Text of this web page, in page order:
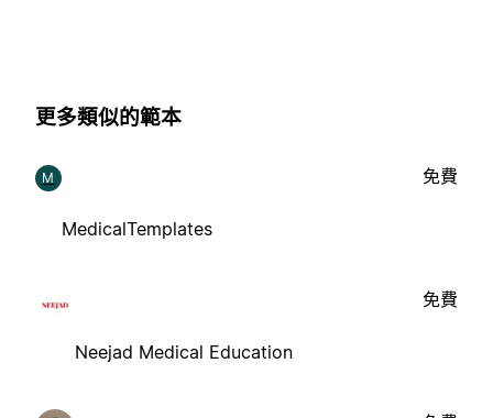
更多類似的範本
M
MedicalTemplates
免費
Neejad Medical Education
免費